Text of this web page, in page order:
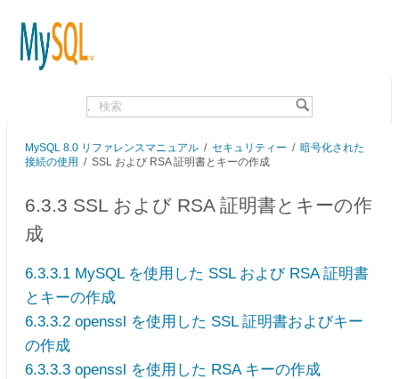
MySQL 8.0 リファレンスマニュアル / セキュリティー / 暗号化された
接続の使用 / SSL および RSA 証明書とキーの作成
6.3.3 SSL および RSA 証明書とキーの作
成
6.3.3.1 MySQL を使用した SSL および RSA 証明書
とキーの作成
6.3.3.2 openssl を使用した SSL 証明書およびキー
の作成
6.3.3.3 openssl を使用した RSA キーの作成